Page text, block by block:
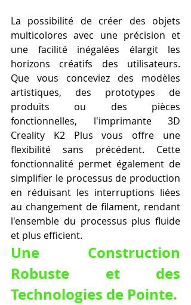
La possibilité de créer des objets
multicolores avec une précision et
une facilité inégalées élargit les
horizons créatifs des utilisateurs.
Que vous conceviez des modèles
artistiques, des prototypes de
produits ou des pièces
fonctionnelles, l'imprimante 3D
Creality K2 Plus vous offre une
flexibilité sans précédent. Cette
fonctionnalité permet également de
simplifier le processus de production
en réduisant les interruptions liées
au changement de filament, rendant
l'ensemble du processus plus fluide
et plus efficient.
Une Construction
Robuste et des
Technologies de Pointe.